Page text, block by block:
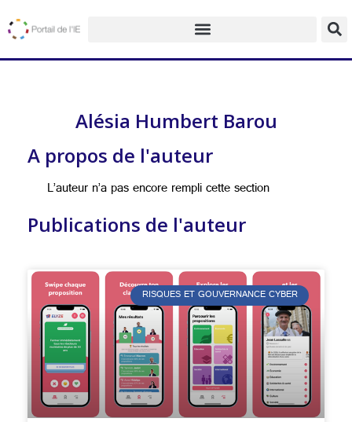
Alésia Humbert Barou
A propos de l'auteur
L’auteur n’a pas encore rempli cette section
Publications de l'auteur
RISQUES ET GOUVERNANCE CYBER